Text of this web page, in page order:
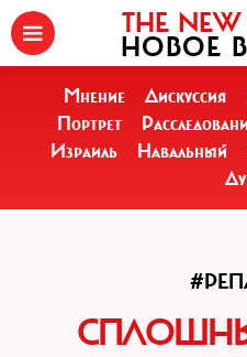
THE NEW
НОВОЕ
Мнение Дискуссия
Портрет
Израиль
Навальный